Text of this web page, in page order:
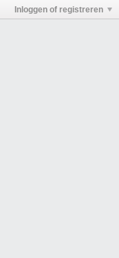
Inloggen of registreren